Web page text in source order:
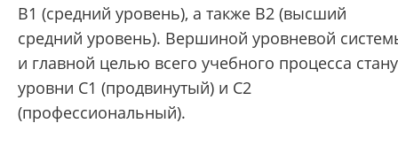
В1 (средний уровень), а также В2 (высший
средний уровень). Вершиной уровневой
и главной целью всего учебного процесса
уровни С1 (продвинутый) и С2
(профессиональный).